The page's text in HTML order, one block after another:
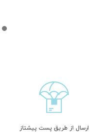
ارسال از طریق پست پیشتاز